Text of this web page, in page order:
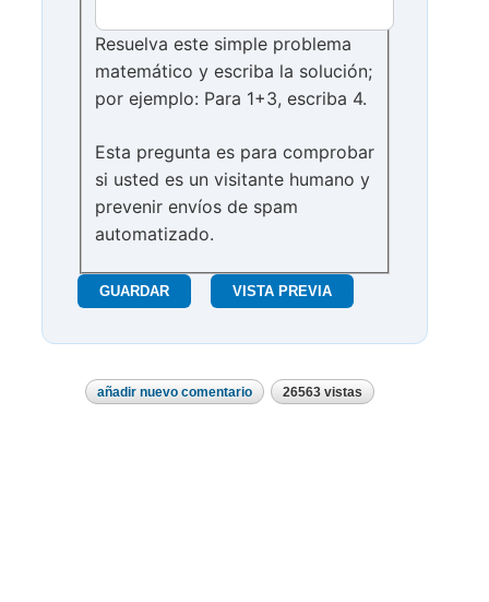
Resuelva este simple problema
matemático y escriba la solución;
por ejemplo: Para 1+3, escriba 4.
Esta pregunta es para comprobar
si usted es un visitante humano y
prevenir envíos de spam
automatizado.
añadir nuevo comentario 26563 vistas